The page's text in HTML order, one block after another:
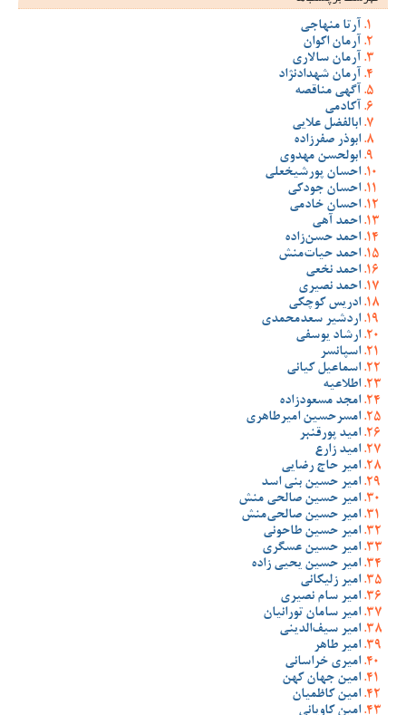
آرتا منهاجی
آرمان اکوان
آرمان سالاری
آرمان شهدادنژاد
آگهی مناقصه
آکادمی
ابالفضل علایی
ابوذر صفرزاده
ابولحسن مهدوی
احسان پورشیخعلی
احسان جودکی
احسان خادمی
احمد آهی
احمد حسن‌زاده
احمد حیات‌منش
احمد نخعی
احمد نصیری
ادریس کوچکی
اردشیر سعدمحمدی
ارشاد یوسفی
اسپانسر
اسماعیل کیانی
اطلاعیه
امجد مسعودزاده
امسرحسین امیرطاهری
امید پورقنبر
امید زارع
امیر حاج رضایی
امیر حسین بنی اسد
امیر حسین صالحی منش
امیر حسین صالحی‌منش
امیر حسین طاحونی
امیر حسین عسگری
امیر حسین یحیی زاده
امیر زلیکانی
امیر سام نصیری
امیر سامان تورانیان
امیر سیف‌الدینی
امیر طاهر
امیری خراسانی
امین جهان کهن
امین کاظمیان
امین کاویانی